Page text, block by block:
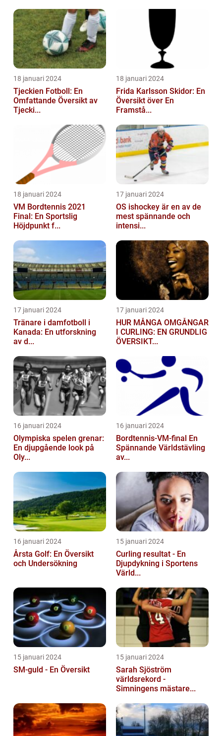
18 januari 2024
Tjeckien Fotboll: En
Omfattande Översikt av
Tjecki...
18 januari 2024
Frida Karlsson Skidor: En
Översikt över En
Framstå...
18 januari 2024
VM Bordtennis 2021
Final: En Sportslig
Höjdpunkt f...
17 januari 2024
OS ishockey är en av de
mest spännande och
intensi...
17 januari 2024
Tränare i damfotboll i
Kanada: En utforskning
av d...
17 januari 2024
HUR MÅNGA OMGÅNGAR
I CURLING: EN GRUNDLIG
ÖVERSIKT...
16 januari 2024
Olympiska spelen grenar:
En djupgående look på
Oly...
16 januari 2024
Bordtennis-VM-final En
Spännande Världstävling
av...
16 januari 2024
Årsta Golf: En Översikt
och Undersökning
15 januari 2024
Curling resultat - En
Djupdykning i Sportens
Värld...
15 januari 2024
SM-guld - En Översikt
15 januari 2024
Sarah Sjöström
världsrekord -
Simningens mästare...